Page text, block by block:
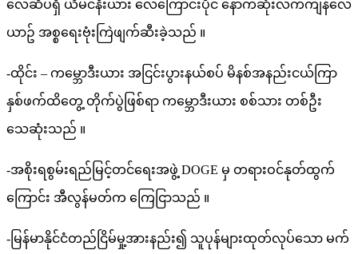
လေဆိပ်ရှိ ယီမင်နီးယား လေကြောင်းပိုင် နောက်ဆုံးလက်ကျန်လေ
ယာဥ် အစ္စရေးဗုံးကြဲဖျက်ဆီးခဲ့သည် ။
-ထိုင်း – ကမ္ဘောဒီးယား အငြင်းပွားနယ်စပ် မိနစ်အနည်းငယ်ကြာ
နှစ်ဖက်ထိတွေ့ တိုက်ပွဲဖြစ်ရာ ကမ္ဘောဒီးယား စစ်သား တစ်ဦး
သေဆုံးသည် ။
-အစိုးရစွမ်းရည်မြင့်တင်ရေးအဖွဲ့ DOGE မှ တရားဝင်နုတ်ထွက်
ကြောင်း အီလွန်မတ်က ကြေငြာသည် ။
-မြန်မာနိုင်ငံတည်ငြိမ်မှု့အားနည်း၍ သူပုန်များထုတ်လုပ်သော မက်